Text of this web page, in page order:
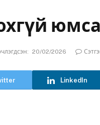
20/02/2026
LinkedIn